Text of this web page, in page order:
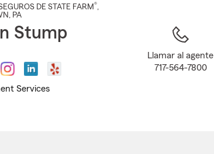
DE STATE FARM®,
, PA
Stump
Services
Llamar al agente
717-564-7800